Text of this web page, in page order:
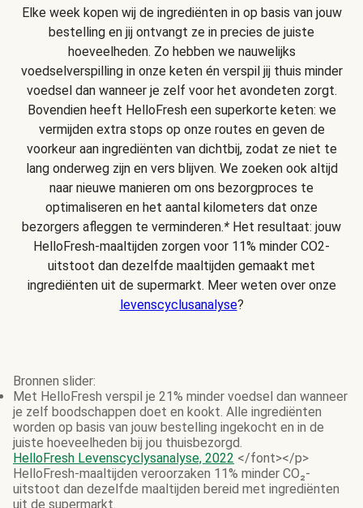
Elke week kopen wij de ingrediënten in op basis van jouw
bestelling en jij ontvangt ze in precies de juiste
hoeveelheden. Zo hebben we nauwelijks
voedselverspilling in onze keten én verspil jij thuis minder
voedsel dan wanneer je zelf voor het avondeten zorgt.
Bovendien heeft HelloFresh een superkorte keten: we
vermijden extra stops op onze routes en geven de
voorkeur aan ingrediënten van dichtbij, zodat ze niet te
lang onderweg zijn en vers blijven. We zoeken ook altijd
naar nieuwe manieren om ons bezorgproces te
optimaliseren en het aantal kilometers dat onze
bezorgers afleggen te verminderen.* Het resultaat: jouw
HelloFresh-maaltijden zorgen voor 11% minder CO2-
uitstoot dan dezelfde maaltijden gemaakt met
ingrediënten uit de supermarkt. Meer weten over onze
levenscyclusanalyse?
Bronnen slider:
Met HelloFresh verspil je 21% minder voedsel dan wanneer
je zelf boodschappen doet en kookt. Alle ingrediënten
worden op basis van jouw bestelling ingekocht en in de
juiste hoeveelheden bij jou thuisbezorgd.
HelloFresh Levenscyclysanalyse, 2022 </font></p>
HelloFresh-maaltijden veroorzaken 11% minder CO₂-
uitstoot dan dezelfde maaltijden bereid met ingrediënten
uit de supermarkt.